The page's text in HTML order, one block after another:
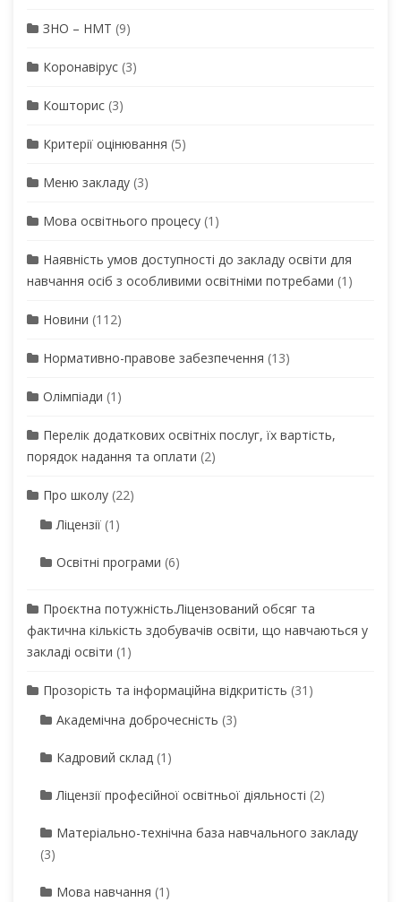
ЗНО – НМТ (9)
Коронавірус (3)
Кошторис (3)
Критерії оцінювання (5)
Меню закладу (3)
Мова освітнього процесу (1)
Наявність умов доступності до закладу освіти для
навчання осіб з особливими освітніми потребами (1)
Новини (112)
Нормативно-правове забезпечення (13)
Олімпіади (1)
Перелік додаткових освітніх послуг, їх вартість,
порядок надання та оплати (2)
Про школу (22)
Ліцензії (1)
Освітні програми (6)
Проєктна потужність.Ліцензований обсяг та
фактична кількість здобувачів освіти, що навчаються у
закладі освіти (1)
Прозорість та інформаційна відкритість (31)
Академічна доброчесність (3)
Кадровий склад (1)
Ліцензії професійної освітньої діяльності (2)
Матеріально-технічна база навчального закладу
(3)
Мова навчання (1)